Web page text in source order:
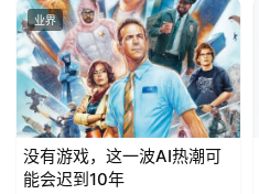
内
容
业界
没有游戏，这一波AI热潮可
能会迟到10年